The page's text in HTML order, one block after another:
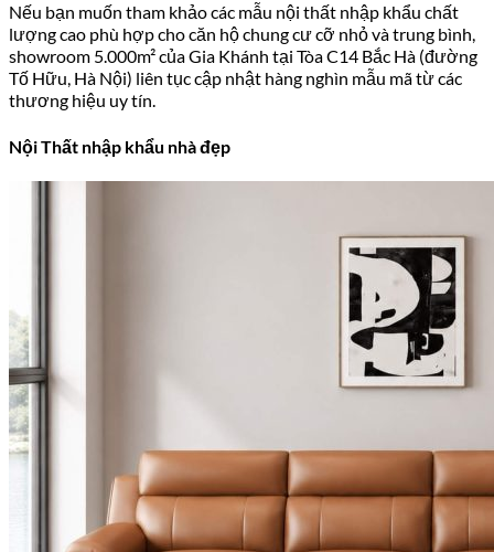
Nếu bạn muốn tham khảo các mẫu nội thất nhập khẩu chất
lượng cao phù hợp cho căn hộ chung cư cỡ nhỏ và trung bình,
showroom 5.000m² của Gia Khánh tại Tòa C14 Bắc Hà (đường
Tố Hữu, Hà Nội) liên tục cập nhật hàng nghìn mẫu mã từ các
thương hiệu uy tín.
Nội Thất nhập khẩu nhà đẹp